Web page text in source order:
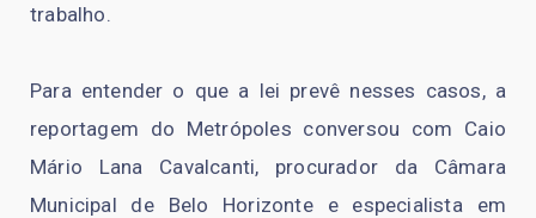
trabalho.
Para entender o que a lei prevê nesses casos, a
reportagem do Metrópoles conversou com Caio
Mário Lana Cavalcanti, procurador da Câmara
Municipal de Belo Horizonte e especialista em